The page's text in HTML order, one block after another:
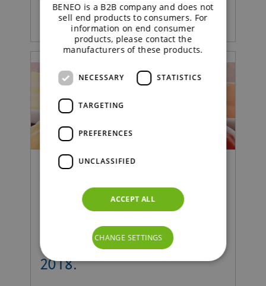
BENEO lanza un nuevo
almidón de arroz de
etiqueta limpia en IFT
2018.
BENEO is a B2B company and does not
sell end products to consumers. For
information on end consumer
products, please contact the
manufacturers of these products.
NECESSARY STATISTICS
TARGETING
PREFERENCES
UNCLASSIFIED
ACCEPT ALL
CHANGE SETTINGS